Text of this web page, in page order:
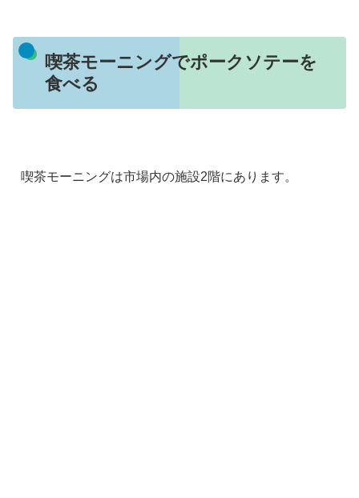
喫茶モーニングでポークソテーを
食べる
喫茶モーニングは市場内の施設2階にあります。